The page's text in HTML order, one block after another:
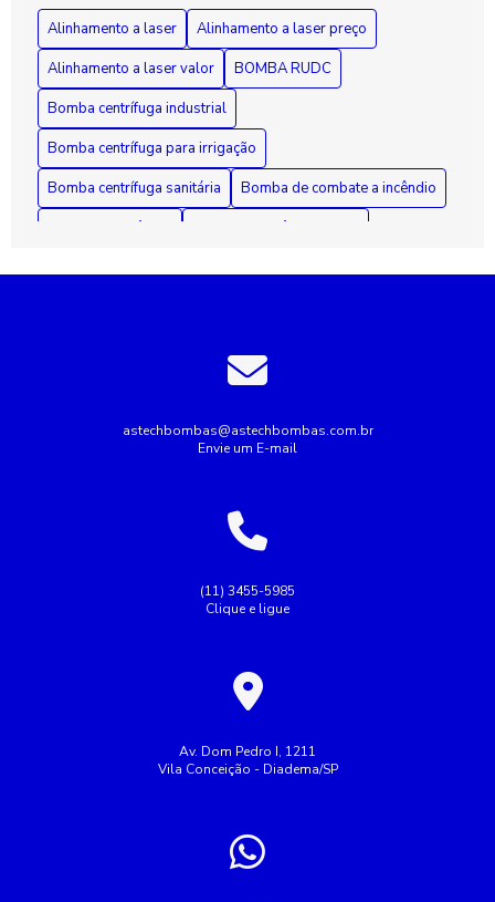
Como Diagnosticar e Reparar Bombas d'Água com Segurança
e Eficiência
Alinhamento a laser
Alinhamento a laser preço
Alinhamento a laser valor
BOMBA RUDC
Bomba centrífuga industrial
Bomba centrífuga para irrigação
Bomba centrífuga sanitária
Bomba de combate a incêndio
Bombas submersas
Conserto de bomba submersa
Conserto de bombas
Empresa de rebobinagem de motores
Empresa de tubulação hidráulica
Empresa montagem de painel elétrico
Fazer Manutenção de bombas de recalque
Instalação de bombas
Manutenção em bomba de água
astechbombas@astechbombas.com.br
Envie um E-mail
(11) 3455-5985
Clique e ligue
Av. Dom Pedro I, 1211
Vila Conceição - Diadema/SP